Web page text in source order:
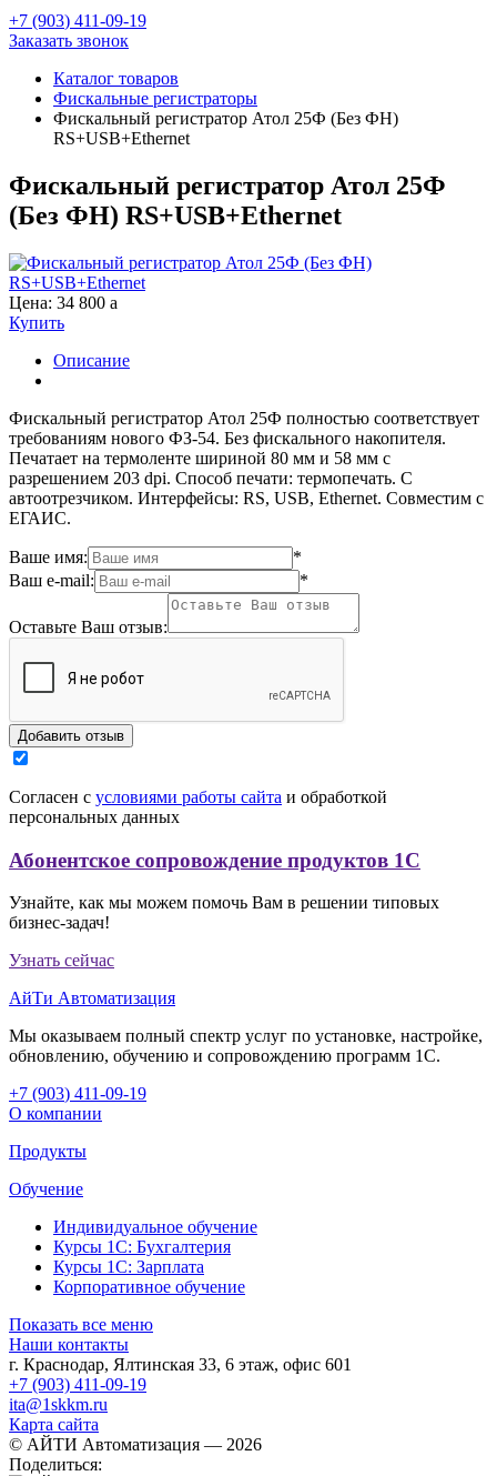
+7 (903) 411-09-19
Заказать звонок
Каталог товаров
Фискальные регистраторы
Фискальный регистратор Атол 25Ф (Без ФН)
RS+USB+Ethernet
Фискальный регистратор Атол 25Ф
(Без ФН) RS+USB+Ethernet
Цена: 34 800 a
Купить
Описание
Фискальный регистратор Атол 25Ф полностью соответствует
требованиям нового ФЗ-54. Без фискального накопителя.
Печатает на термоленте шириной 80 мм и 58 мм с
разрешением 203 dpi. Способ печати: термопечать. С
автоотрезчиком. Интерфейсы: RS, USB, Ethernet. Совместим с
ЕГАИС.
Ваше имя:
*
Ваш e-mail:
*
Оставьте Ваш отзыв:
Согласен с условиями работы сайта и обработкой
персональных данных
Абонентское сопровождение продуктов 1C
Узнайте, как мы можем помочь Вам в решении типовых
бизнес-задач!
Узнать сейчас
АйТи Автоматизация
Мы оказываем полный спектр услуг по установке, настройке,
обновлению, обучению и сопровождению программ 1С.
+7 (903) 411-09-19
О компании
Продукты
Обучение
Индивидуальное обучение
Курсы 1С: Бухгалтерия
Курсы 1С: Зарплата
Корпоративное обучение
Показать все меню
Наши контакты
г. Краснодар, Ялтинская 33, 6 этаж, офис 601
+7 (903) 411-09-19
ita@1skkm.ru
Карта сайта
© АЙТИ Автоматизация — 2026
Поделиться: